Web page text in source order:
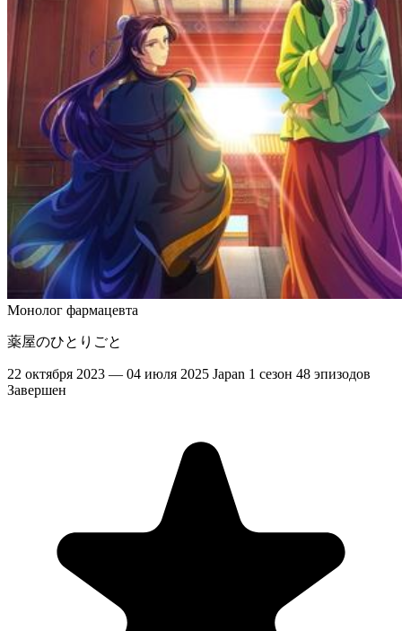
Монолог фармацевта
薬屋のひとりごと
22 октября 2023 — 04 июля 2025 Japan 1 сезон 48 эпизодов
Завершен